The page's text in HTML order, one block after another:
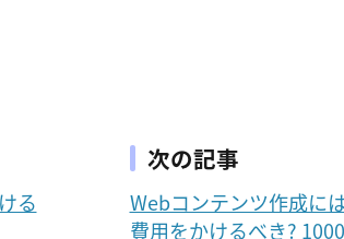
る
次の記事
Webコンテンツ作成に
費用をかけるべき?